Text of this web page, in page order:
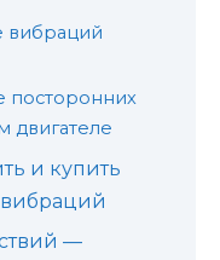
вибраций
посторонних
и купить
—